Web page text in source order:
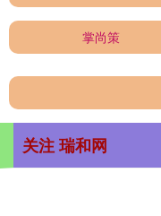
掌尚策
关注 瑞和网